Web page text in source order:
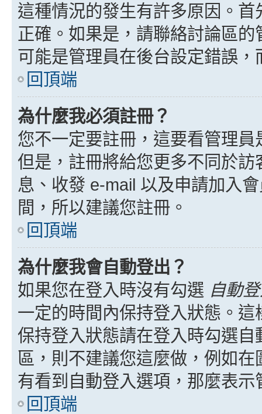
這種情況的發生有許多原因。
正確。如果是，請聯絡討論區
可能是管理員在後台設定錯誤
回頂端
為什麼我必須註冊？
您不一定要註冊，這要看管理
但是，註冊將給您更多不同於
息、收發 e-mail 以及申請加入
間，所以建議您註冊。
回頂端
為什麼我會自動登出？
如果您在登入時沒有勾選 自動
一定的時間內保持登入狀態。
保持登入狀態請在登入時勾選
區，則不建議您這麼做，例如
有看到自動登入選項，那麼表
回頂端